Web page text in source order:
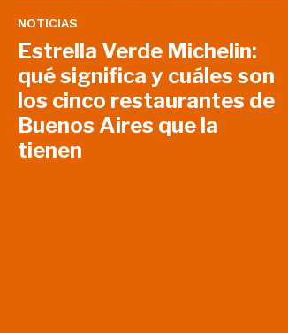
NOTICIAS
Estrella Verde Michelin:
qué significa y cuáles son
los cinco restaurantes de
Buenos Aires que la
tienen